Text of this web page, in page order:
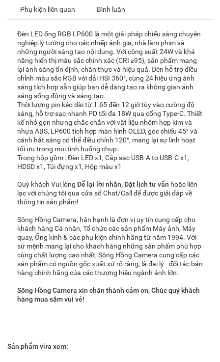
Phụ kiện liên quan Bình luận
Đèn LED ống RGB LP600 là một giải pháp chiếu sáng chuyên
nghiệp lý tưởng cho các nhiếp ảnh gia, nhà làm phim và
những người sáng tạo nội dung. Với công suất 24W và khả
năng hiển thị màu sắc chính xác (CRI ≥95), sản phẩm mang
lại ánh sáng ổn định, chân thực và hiệu quả. Đèn hỗ trợ điều
chỉnh màu sắc RGB với dải HSI 360°, cùng 24 hiệu ứng ánh
sáng tích hợp sẵn giúp bạn dễ dàng tạo ra không gian ánh
sáng sống động và sáng tạo.
Thời lượng pin kéo dài từ 1.65 đến 12 giờ tùy vào cường độ
sáng, hỗ trợ sạc nhanh PD tối đa 18W qua cổng Type-C. Thiết
kế nhỏ gọn nhưng chắc chắn với vật liệu nhôm hợp kim và
nhựa ABS, LP600 tích hợp màn hình OLED, góc chiếu 45° và
cánh hắt sáng có thể điều chỉnh 120°, mang lại sự linh hoạt
tối ưu trong mọi tình huống chụp.
Trong hộp gồm : Đèn LED x1, Cáp sạc USB-A to USB-C x1,
HDSD x1, Túi đựng x1, Hộp màu x1
Quý khách Vui lòng Để lại lời nhắn,Đặt lịch tư vấn hoặc liên
lạc với chúng tôi qua cửa sổ Chat/Call để được giải đáp về
thông tin sản phẩm!
Sông Hồng Camera, hận hạnh là đơn vị uy tín cung cấp cho
khách hàng Cá nhân, Tổ chức các sản phẩm Máy ảnh, Máy
quay, Ống kính & các phụ kiện chính hãng từ năm 1994. Với
sứ mệnh mang lại cho khách hàng những sản phẩm phù hợp
cùng chất lượng cao nhất, Sông Hồng Camera cung cấp các
sản phẩm có nguồn gốc xuất xứ rõ ràng, là đại lý - đối tác bán
hàng chính hãng của các thương hiệu ngành ảnh lớn.
Sông Hồng Camera xin chân thành cảm ơn, Chúc quý khách
hàng mua sắm vui vẻ!
Sản phẩm vừa xem: